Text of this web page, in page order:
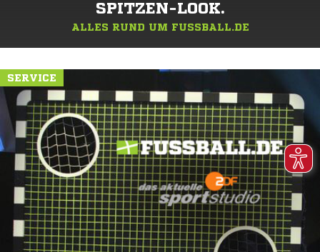
SPITZEN-LOOK.
ALLES RUND UM FUSSBALL.DE
SERVICE